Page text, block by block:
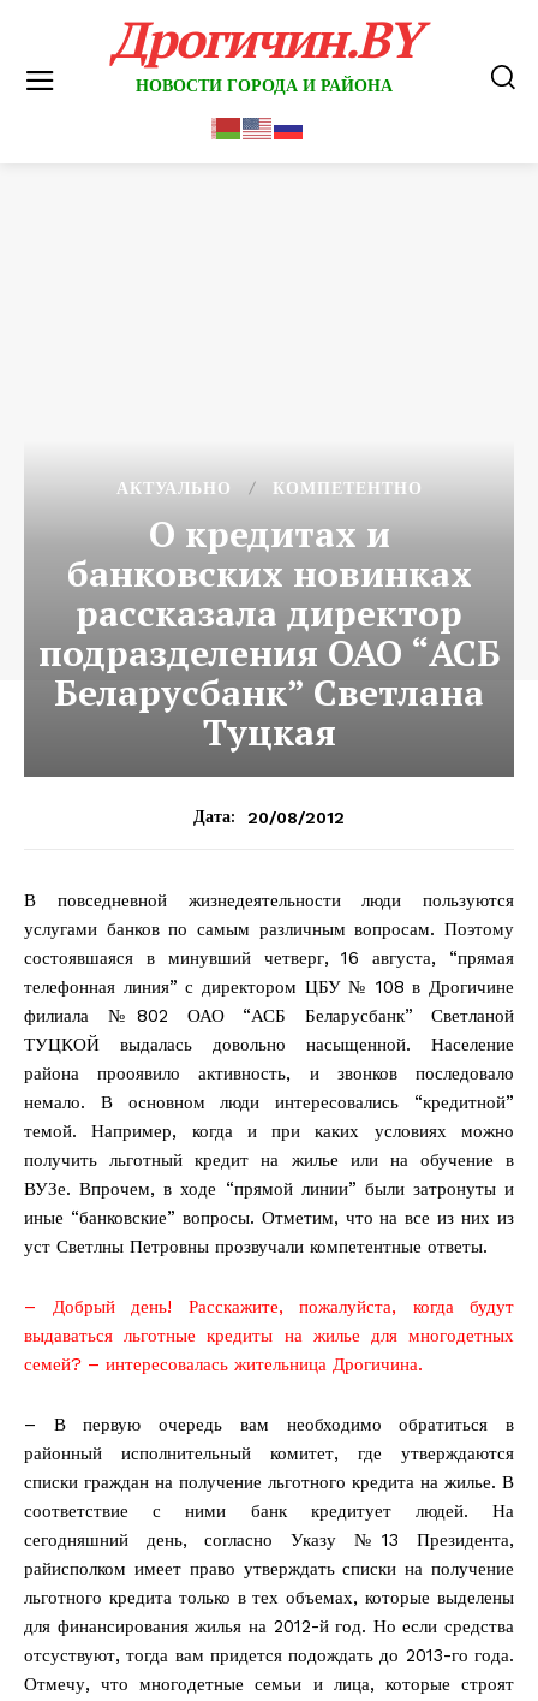
Дрогичин.BY
НОВОСТИ ГОРОДА И РАЙОНА
АКТУАЛЬНО КОМПЕТЕНТНО
О кредитах и
банковских новинках
рассказала директор
подразделения ОАО “АСБ
Беларусбанк” Светлана
Туцкая
Дата: 20/08/2012
В повседневной жизнедеятельности люди пользуются
услугами банков по самым различным вопросам. Поэтому
состоявшаяся в минувший четверг, 16 августа, “прямая
телефонная линия” с директором ЦБУ № 108 в Дрогичине
филиала №802 ОАО “АСБ Беларусбанк” Светланой
ТУЦКОЙ выдалась довольно насыщенной. Население
района прооявило активность, и звонков последовало
немало. В основном люди интересовались “кредитной”
темой. Например, когда и при каких условиях можно
получить льготный кредит на жилье или на обучение в
ВУЗе. Впрочем, в ходе “прямой линии” были затронуты и
иные “банковские” вопросы. Отметим, что на все из них из
уст Светлны Петровны прозвучали компетентные ответы.
– Добрый день! Расскажите, пожалуйста, когда будут
выдаваться льготные кредиты на жилье для многодетных
семей? – интересовалась жительница Дрогичина.
– В первую очередь вам необходимо обратиться в
районный исполнительный комитет, где утверждаются
списки граждан на получение льготного кредита на жилье. В
соответствие с ними банк кредитует людей. На
сегодняшний день, согласно Указу №13 Президента,
райисполком имеет право утверждать списки на получение
льготного кредита только в тех объемах, которые выделены
для финансирования жилья на 2012-й год. Но если средства
отсуствуют, тогда вам придется подождать до 2013-го года.
Отмечу, что многодетные семьи и лица, которые строят